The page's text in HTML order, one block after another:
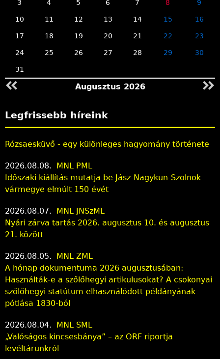
3 4 5 6 7 8 9
10 11 12 13 14 15 16
17 18 19 20 21 22 23
24 25 26 27 28 29 30
31
Augusztus 2026
Legfrissebb híreink
Rózsaesküvő - egy különleges hagyomány története
2026.08.08.
MNL PML
Időszaki kiállítás mutatja be Jász-Nagykun-Szolnok
vármegye elmúlt 150 évét
2026.08.07.
MNL JNSzML
Nyári zárva tartás 2026. augusztus 10. és augusztus
21. között
2026.08.05.
MNL ZML
A hónap dokumentuma 2026 augusztusában:
Használták-e a szőlőhegyi artikulusokat? A csokonyai
szőlőhegyi statútum elhasználódott példányának
pótlása 1830-ból
2026.08.04.
MNL SML
„Valóságos kincsesbánya” – az ORF riportja
levéltárunkról